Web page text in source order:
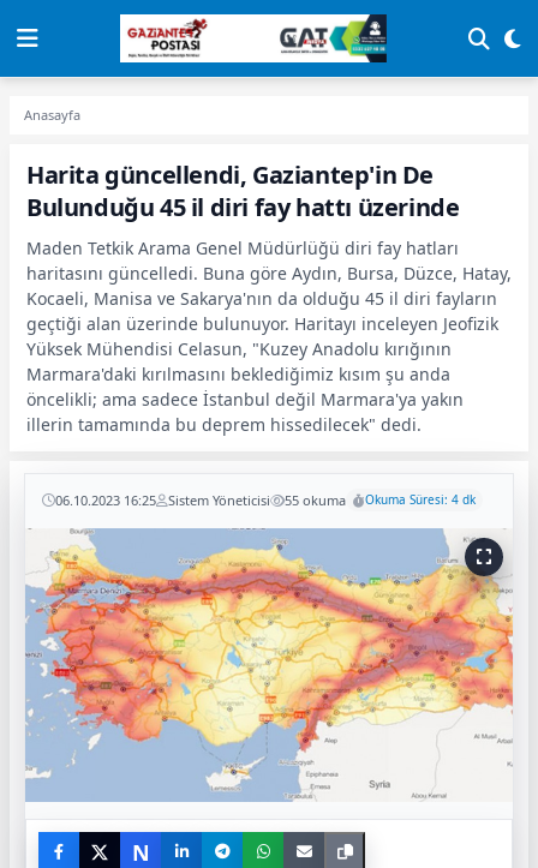
Anasayfa
Harita güncellendi, Gaziantep'in De
Bulunduğu 45 il diri fay hattı üzerinde
Maden Tetkik Arama Genel Müdürlüğü diri fay hatları
haritasını güncelledi. Buna göre Aydın, Bursa, Düzce, Hatay,
Kocaeli, Manisa ve Sakarya'nın da olduğu 45 il diri fayların
geçtiği alan üzerinde bulunuyor. Haritayı inceleyen Jeofizik
Yüksek Mühendisi Celasun, "Kuzey Anadolu kırığının
Marmara'daki kırılmasını beklediğimiz kısım şu anda
öncelikli; ama sadece İstanbul değil Marmara'ya yakın
illerin tamamında bu deprem hissedilecek" dedi.
06.10.2023 16:25 Sistem Yöneticisi 55 okuma Okuma Süresi: 4 dk
N